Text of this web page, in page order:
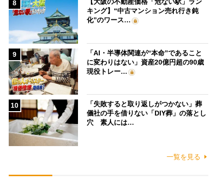
8
キング】“中古マンション売れ行き鈍
化”のワース…
9
「AI・半導体関連が“本命”であること
に変わりはない」資産20億円超の90歳
現役トレー…
10
「失敗すると取り返しがつかない」葬
儀社の手を借りない「DIY葬」の落とし
穴 素人には…
一覧を見る